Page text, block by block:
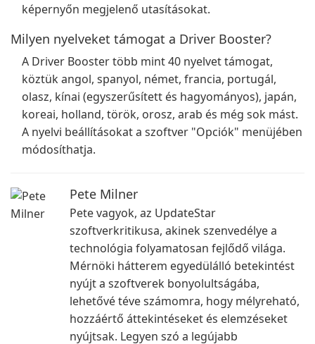
képernyőn megjelenő utasításokat.
Milyen nyelveket támogat a Driver Booster?
A Driver Booster több mint 40 nyelvet támogat,
köztük angol, spanyol, német, francia, portugál,
olasz, kínai (egyszerűsített és hagyományos), japán,
koreai, holland, török, orosz, arab és még sok mást.
A nyelvi beállításokat a szoftver "Opciók" menüjében
módosíthatja.
Pete Milner
Pete vagyok, az UpdateStar
szoftverkritikusa, akinek szenvedélye a
technológia folyamatosan fejlődő világa.
Mérnöki hátterem egyedülálló betekintést
nyújt a szoftverek bonyolultságába,
lehetővé téve számomra, hogy mélyreható,
hozzáértő áttekintéseket és elemzéseket
nyújtsak. Legyen szó a legújabb